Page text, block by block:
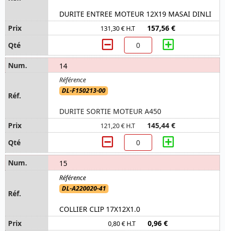
DURITE ENTREE MOTEUR 12X19 MASAI DINLI
131,30 € H.T 157,56 €
14
DL-F150213-00
DURITE SORTIE MOTEUR A450
121,20 € H.T 145,44 €
15
DL-A220020-41
COLLIER CLIP 17X12X1.0
0,80 € H.T 0,96 €